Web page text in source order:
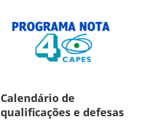
Calendário de
qualificações e defesas